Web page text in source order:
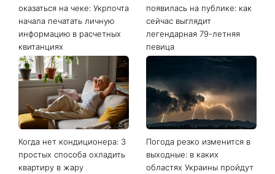
оказаться на чеке: Укрпочта
начала печатать личную
информацию в расчетных
квитанциях
появилась на публике: как
сейчас выглядит
легендарная 79-летняя
певица
Когда нет кондиционера: 3
простых способа охладить
квартиру в жару
Погода резко изменится в
выходные: в каких
областях Украины пройдут